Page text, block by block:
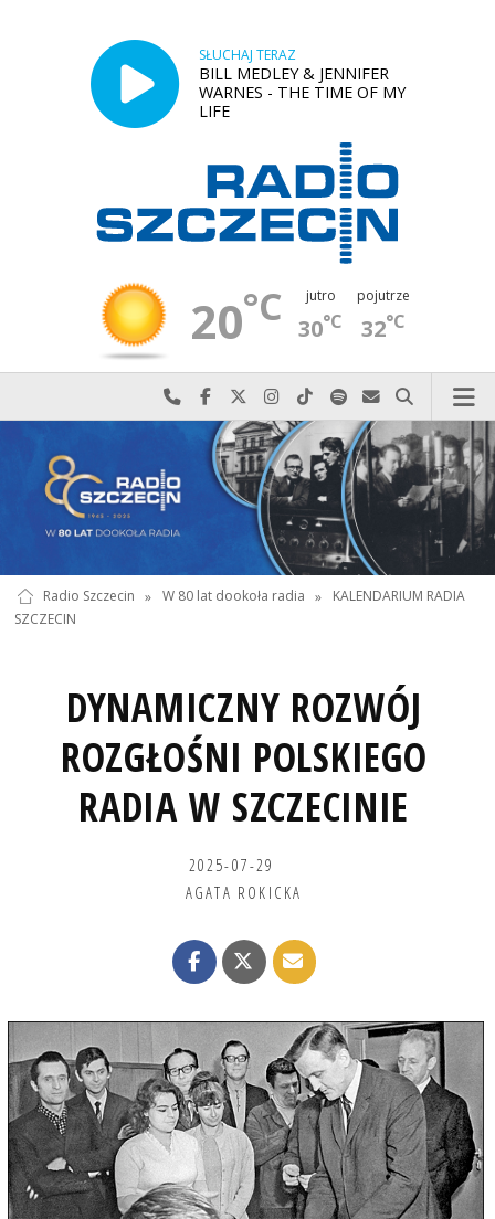
SŁUCHAJ TERAZ
BILL MEDLEY & JENNIFER
WARNES - THE TIME OF MY
LIFE
20°C jutro
30°C
pojutrze
32°C
Najlepiej po prostu do nas zadzwoń
Odwiedź nas na Facebook-u
Odwiedź nas na X
Odwiedź nas na Instagram-ie
Odwiedź nas na TikTok-u
Szukaj nas na Spotify
Wyślij do nas
Szukaj
Radio Szczecin » W 80 lat dookoła radia »
KALENDARIUM RADIA
SZCZECIN
DYNAMICZNY ROZWÓJ
ROZGŁOŚNI POLSKIEGO
RADIA W SZCZECINIE
2025-07-29
AGATA ROKICKA